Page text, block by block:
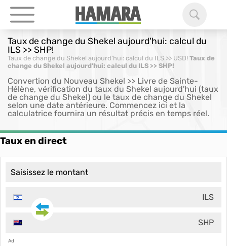
Taux de change du Shekel aujourd'hui: calcul du
ILS >> SHP!
Taux de change du Shekel aujourd’hui: calcul du ILS >> USD! Taux de
change du Shekel aujourd’hui: calcul du ILS >> SHP!
Convertion du Nouveau Shekel >> Livre de Sainte-
Hélène, vérification du taux du Shekel aujourd'hui (taux
de change du Shekel) ou le taux de change du Shekel
selon une date antérieure. Commencez ici et la
calculatrice fournira un résultat précis en temps réel.
Taux en direct
ILS
SHP
Ad